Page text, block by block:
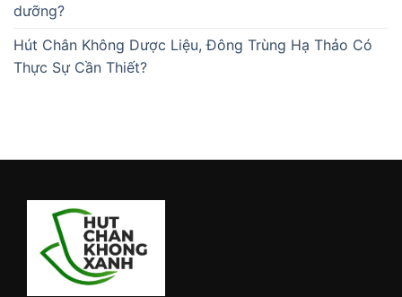
dưỡng?
Hút Chân Không Dược Liệu, Đông Trùng Hạ Thảo Có
Thực Sự Cần Thiết?